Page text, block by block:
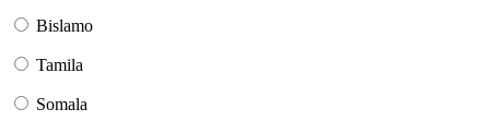
Bislamo
Tamila
Somala